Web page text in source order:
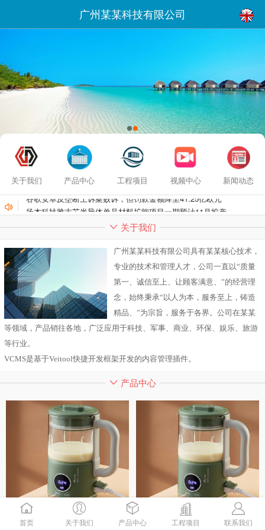
广州某某科技有限公司
关于我们 产品中心 工程项目 视频中心
新闻动态
谷歌安卓反垄断上诉案败诉，但罚款金额降至41.25亿欧元
扬杰科技雅吉芯半导体单晶材料扩能项目一期预计11月投产
关于我们
广州某某科技有限公司具有某某核心技术，
专业的技术和管理人才，公司一直以“质量
第一、诚信至上、让顾客满意、”的经营理
念，始终秉承“以人为本，服务至上，铸造
精品、”为宗旨，服务于各界。公司在某某
等领域，产品销往各地，广泛应用于科技、军事、商业、环保、娱乐、旅游
等行业。
VCMS是基于Veitool快捷开发框架开发的内容管理插件。
产品中心
首页 关于我们 产品中心 工程项目 联系我们